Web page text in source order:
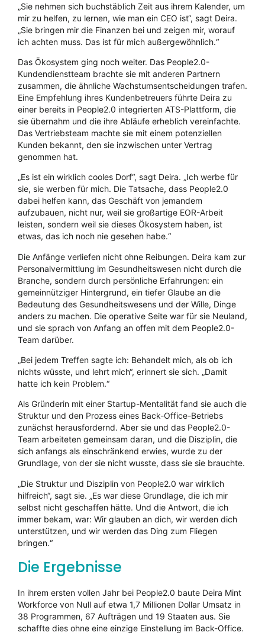
„Sie nehmen sich buchstäblich Zeit aus ihrem Kalender, um
mir zu helfen, zu lernen, wie man ein CEO ist“, sagt Deira.
„Sie bringen mir die Finanzen bei und zeigen mir, worauf
ich achten muss. Das ist für mich außergewöhnlich.“
Das Ökosystem ging noch weiter. Das People2.0-
Kundendienstteam brachte sie mit anderen Partnern
zusammen, die ähnliche Wachstumsentscheidungen trafen.
Eine Empfehlung ihres Kundenbetreuers führte Deira zu
einer bereits in People2.0 integrierten ATS-Plattform, die
sie übernahm und die ihre Abläufe erheblich vereinfachte.
Das Vertriebsteam machte sie mit einem potenziellen
Kunden bekannt, den sie inzwischen unter Vertrag
genommen hat.
„Es ist ein wirklich cooles Dorf“, sagt Deira. „Ich werbe für
sie, sie werben für mich. Die Tatsache, dass People2.0
dabei helfen kann, das Geschäft von jemandem
aufzubauen, nicht nur, weil sie großartige EOR-Arbeit
leisten, sondern weil sie dieses Ökosystem haben, ist
etwas, das ich noch nie gesehen habe.“
Die Anfänge verliefen nicht ohne Reibungen. Deira kam zur
Personalvermittlung im Gesundheitswesen nicht durch die
Branche, sondern durch persönliche Erfahrungen: ein
gemeinnütziger Hintergrund, ein tiefer Glaube an die
Bedeutung des Gesundheitswesens und der Wille, Dinge
anders zu machen. Die operative Seite war für sie Neuland,
und sie sprach von Anfang an offen mit dem People2.0-
Team darüber.
„Bei jedem Treffen sagte ich: Behandelt mich, als ob ich
nichts wüsste, und lehrt mich“, erinnert sie sich. „Damit
hatte ich kein Problem.“
Als Gründerin mit einer Startup-Mentalität fand sie auch die
Struktur und den Prozess eines Back-Office-Betriebs
zunächst herausfordernd. Aber sie und das People2.0-
Team arbeiteten gemeinsam daran, und die Disziplin, die
sich anfangs als einschränkend erwies, wurde zu der
Grundlage, von der sie nicht wusste, dass sie sie brauchte.
„Die Struktur und Disziplin von People2.0 war wirklich
hilfreich“, sagt sie. „Es war diese Grundlage, die ich mir
selbst nicht geschaffen hätte. Und die Antwort, die ich
immer bekam, war: Wir glauben an dich, wir werden dich
unterstützen, und wir werden das Ding zum Fliegen
bringen.“
Die Ergebnisse
In ihrem ersten vollen Jahr bei People2.0 baute Deira Mint
Workforce von Null auf etwa 1,7 Millionen Dollar Umsatz in
38 Programmen, 67 Aufträgen und 19 Staaten aus. Sie
schaffte dies ohne eine einzige Einstellung im Back-Office.